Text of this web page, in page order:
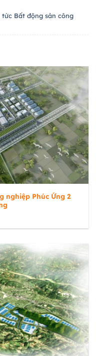
tức Bất động sản công
nghiệp Phúc Ứng 2